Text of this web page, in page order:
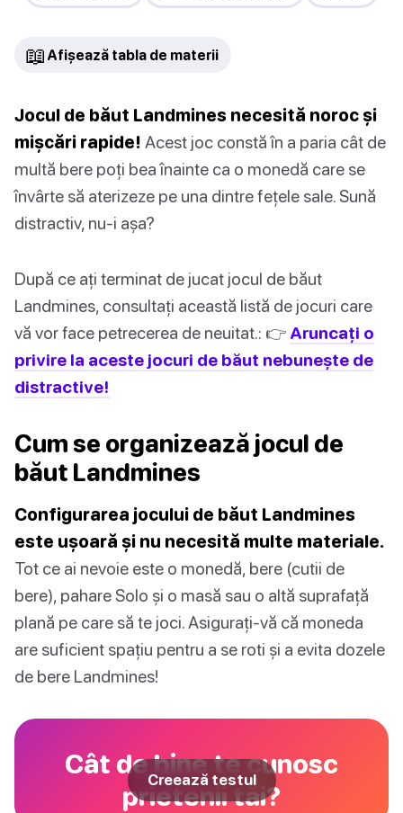
📖 Afișează tabla de materii
Jocul de băut Landmines necesită noroc și
mișcări rapide! Acest joc constă în a paria cât de
multă bere poți bea înainte ca o monedă care se
învârte să aterizeze pe una dintre fețele sale. Sună
distractiv, nu-i așa?
După ce ați terminat de jucat jocul de băut
Landmines, consultați această listă de jocuri care
vă vor face petrecerea de neuitat.: 👉 Aruncați o
privire la aceste jocuri de băut nebunește de
distractive!
Cum se organizează jocul de
băut Landmines
Configurarea jocului de băut Landmines
este ușoară și nu necesită multe materiale.
Tot ce ai nevoie este o monedă, bere (cutii de
bere), pahare Solo și o masă sau o altă suprafață
plană pe care să te joci. Asigurați-vă că moneda
are suficient spațiu pentru a se roti și a evita dozele
de bere Landmines!
Cât de bine te cunosc
prietenii tăi?
Creează testul